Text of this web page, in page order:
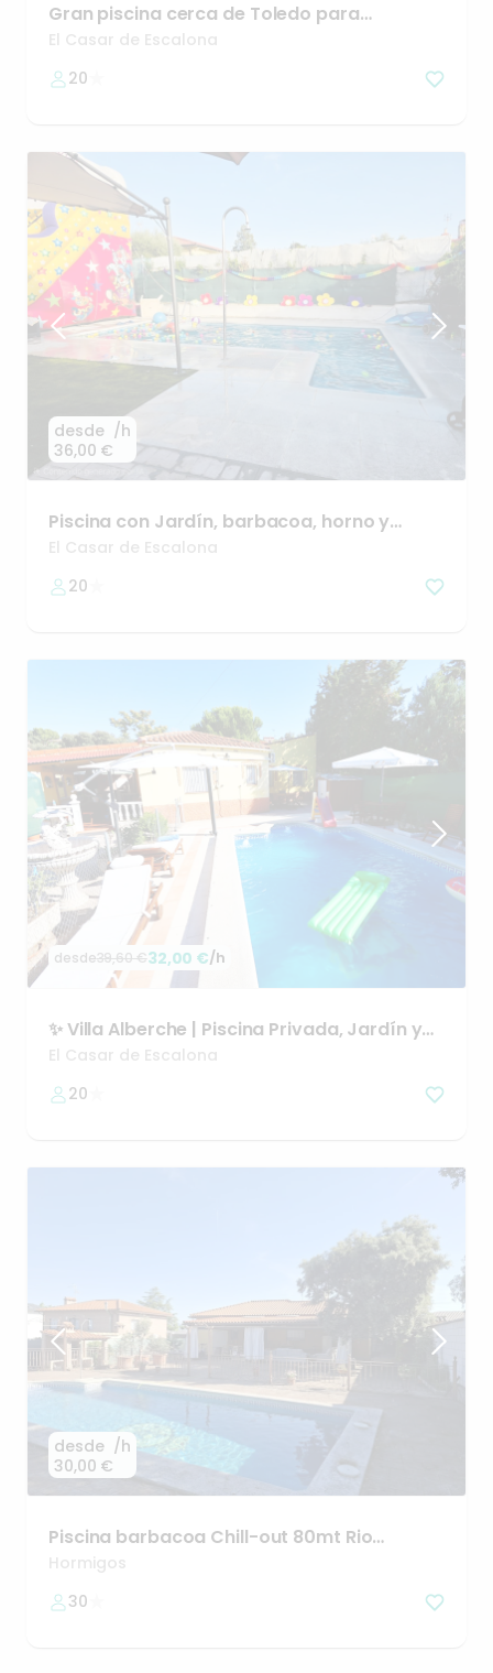
Gran piscina cerca de Toledo para
celebraciones de grupos
El Casar de Escalona
20
desde
36,00 €
/h
Piscina con Jardín​,​ barbacoa​,​ hornoy
cerca delRioAlberche
El Casar de Escalona
20
desde39,60 €32,00 €/h
✨Villa Alberche | Piscina Privada​,​ Jardín y
ZonaChill Out
El Casar de Escalona
20
desde
30,00 €
/h
Piscina barbacoa Chill-out 80mt Rio
Alberche
Hormigos
30